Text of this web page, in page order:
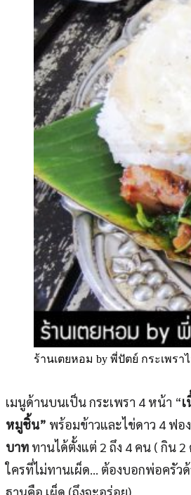
ร้านเตยหอม by พี่ปัตย์ กระเพรา
เมนูด้านบนเป็น กระเพรา 4 หน้า “
หมูชิ้น” พร้อมข้าวและไข่ดาว 4 ฟอ
บาท ทานได้ตั้งแต่ 2 ถึง 4 คน ( กิน
ใครที่ไม่ทานเผ็ด… ต้องบอกพ่อครัว
ฐานคือ เผ็ด (ถึงจะอร่อย)